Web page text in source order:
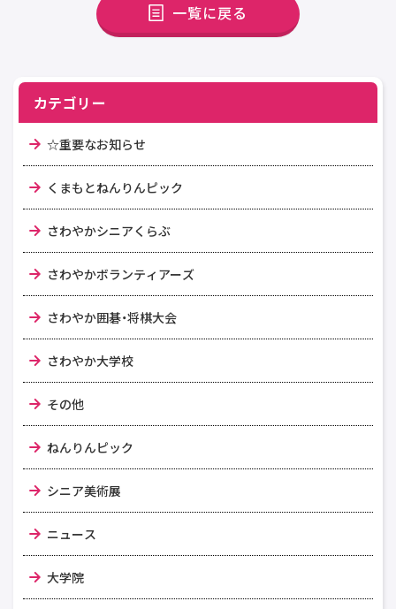
一覧に戻る
カテゴリー
☆重要なお知らせ
くまもとねんりんピック
さわやかシニアくらぶ
さわやかボランティアーズ
さわやか囲碁・将棋大会
さわやか大学校
その他
ねんりんピック
シニア美術展
ニュース
大学院